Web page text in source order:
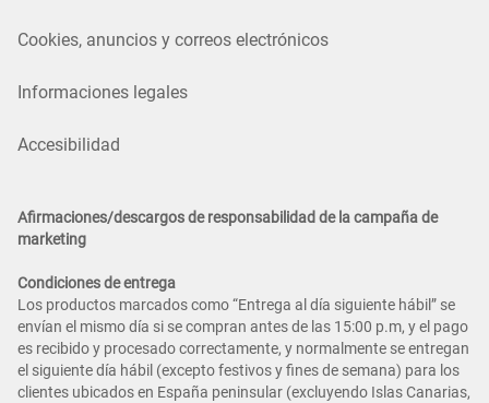
Cookies, anuncios y correos electrónicos
Informaciones legales
Accesibilidad
Afirmaciones/descargos de responsabilidad de la campaña de
marketing
Condiciones de entrega
Los productos marcados como “Entrega al día siguiente hábil” se
envían el mismo día si se compran antes de las 15:00 p.m, y el pago
es recibido y procesado correctamente, y normalmente se entregan
el siguiente día hábil (excepto festivos y fines de semana) para los
clientes ubicados en España peninsular (excluyendo Islas Canarias,